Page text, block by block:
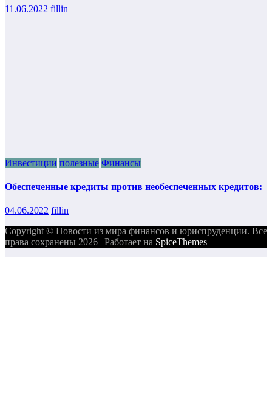
11.06.2022 fillin
Инвестиции полезные Финансы
Обеспеченные кредиты против необеспеченных кредитов:
04.06.2022 fillin
Copyright © Новости из мира финансов и юриспруденции. Все
права сохранены 2026 | Работает на SpiceThemes